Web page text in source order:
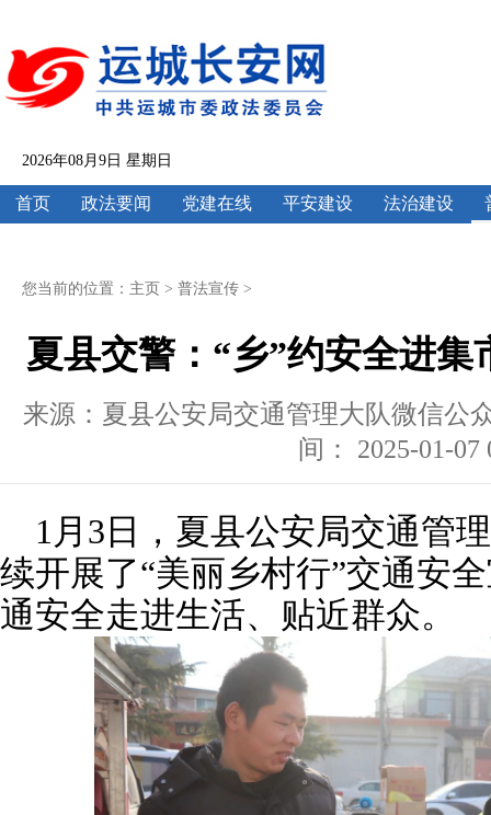
2026年08月9日 星期日
首页 政法要闻 党建在线 平安建设 法治建设
您当前的位置： 主页 > 普法宣传 >
夏县交警：“乡”约安全进集
来源：夏县公安局交通管理大队微信公
间： 2025-01-07
1月3日，夏县公安局交通管
续开展了“美丽乡村行”交通安
通安全走进生活、贴近群众。